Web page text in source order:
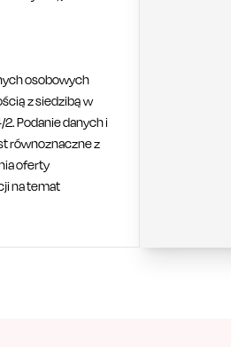
osobowych
z siedzibą w
Podanie danych i
równoznaczne z
oferty
na temat